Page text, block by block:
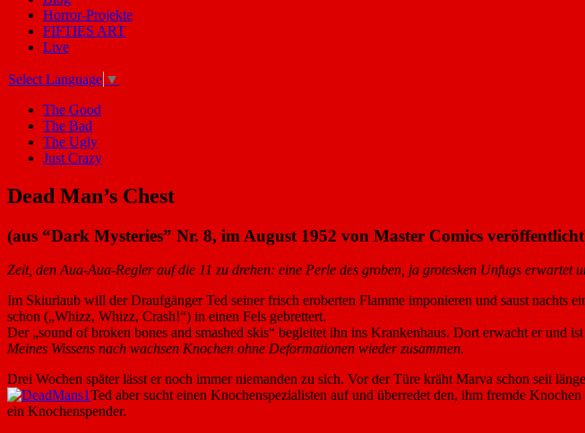
Horror-Projekte
FIFTIES ART
Live
Select Language ▼
The Good
The Bad
The Ugly
Just Crazy
Dead Man’s Chest
(aus “Dark Mysteries” Nr. 8, im August 1952 von Master Comics
Zeit, den Aua-Aua-Regler auf die 11 zu drehen: eine Perle des groben, ja grotesken Unfugs erwartet
Im Skiurlaub will der Draufgänger Ted seiner frisch eroberten Flamme imponieren und saust nachts
schon („Whizz, Whizz, Crash!“) in einen Fels gebrettert.
Der „sound of broken bones and smashed skis“ begleitet ihn ins Krankenhaus. Dort erwacht er und
Meines Wissens nach wachsen Knochen ohne Deformationen wieder zusammen.
Drei Wochen später lässt er noch immer niemanden zu sich. Vor der Türe kräht Marva schon seit
Ted aber sucht einen Knochenspezialisten auf und überredet den, ihm fremde
ein Knochenspender.